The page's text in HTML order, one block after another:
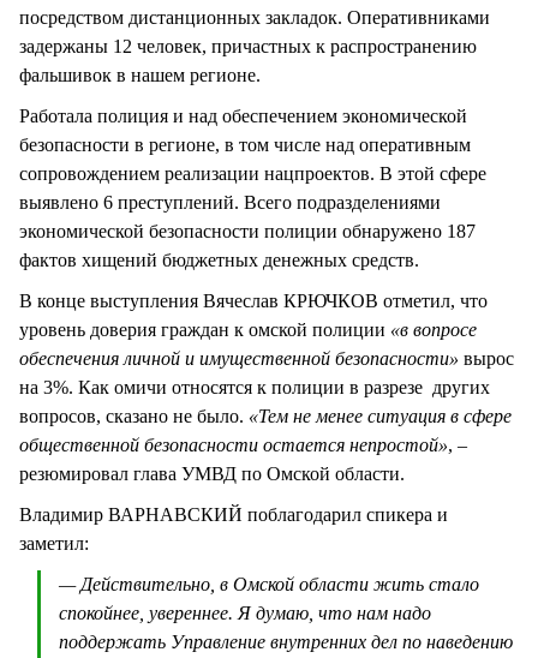
посредством дистанционных закладок. Оперативниками
задержаны 12 человек, причастных к распространению
фальшивок в нашем регионе.
Работала полиция и над обеспечением экономической
безопасности в регионе, в том числе над оперативным
сопровождением реализации нацпроектов. В этой сфере
выявлено 6 преступлений. Всего подразделениями
экономической безопасности полиции обнаружено 187
фактов хищений бюджетных денежных средств.
В конце выступления Вячеслав КРЮЧКОВ отметил, что
уровень доверия граждан к омской полиции «в вопросе
обеспечения личной и имущественной безопасности» вырос
на 3%. Как омичи относятся к полиции в разрезе других
вопросов, сказано не было. «Тем не менее ситуация в сфере
общественной безопасности остается непростой», –
резюмировал глава УМВД по Омской области.
Владимир ВАРНАВСКИЙ поблагодарил спикера и
заметил:
— Действительно, в Омской области жить стало
спокойнее, увереннее. Я думаю, что нам надо
поддержать Управление внутренних дел по наведению